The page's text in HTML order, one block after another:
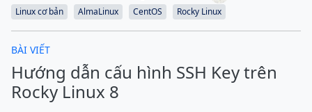
Linux cơ bản AlmaLinux CentOS Rocky Linux
BÀI VIẾT
Hướng dẫn cấu hình SSH Key trên
Rocky Linux 8